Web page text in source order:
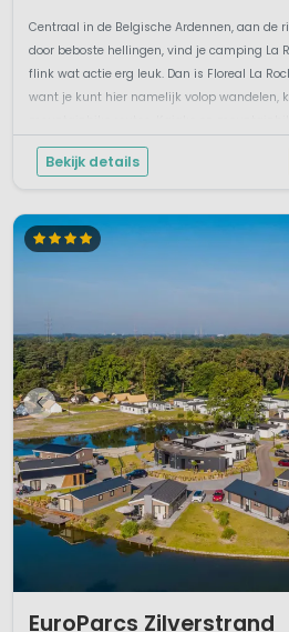
Centraal in de Belgische Ardennen, aan de
door beboste hellingen, vind je camping La
flink wat actie erg leuk. Dan is Floreal La
want je kunt hier namelijk volop wandelen,
Bekijk details
EuroParcs Zilverstrand